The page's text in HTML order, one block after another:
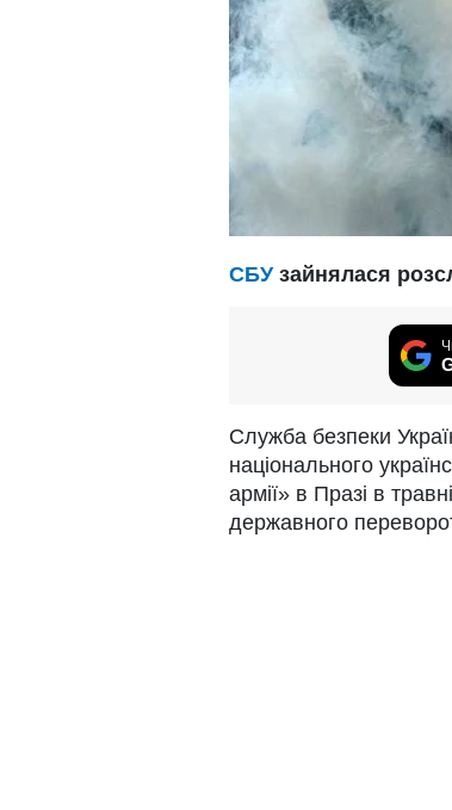
СБУзайнялася
Служба безпеки
національного
армії» в Празі в
державного